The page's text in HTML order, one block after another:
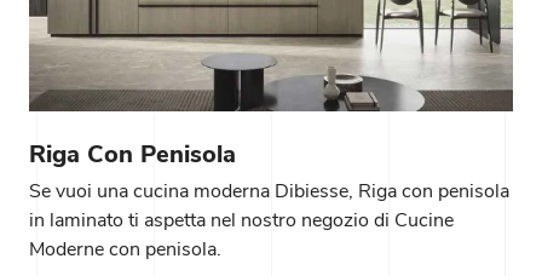
Riga Con Penisola
Se vuoi una cucina moderna Dibiesse, Riga con penisola
in laminato ti aspetta nel nostro negozio di Cucine
Moderne con penisola.